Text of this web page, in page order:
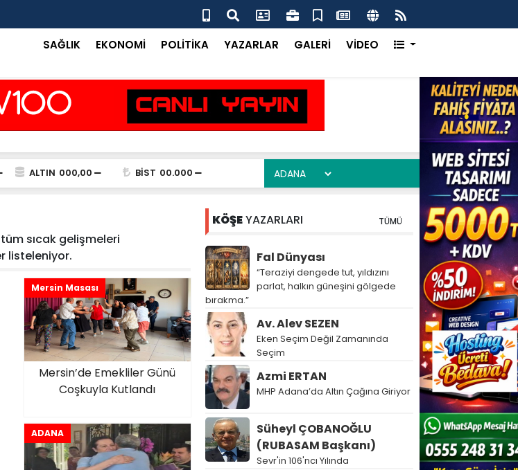
Taşkent Tarım Heyeti Çukurova’da Dijital Tarımı Yerinde İnceledi
SAĞLIK EKONOMİ POLİTİKA YAZARLAR GALERİ VİDEO
ALTIN 000,00 BİST 00.000
sıcak gelişmeleri
listeleniyor.
Mersin Masası
Mersin’de Emekliler Günü
Coşkuyla Kutlandı
ADANA
KÖŞEYAZARLARI TÜMÜ
Fal Dünyası
“Teraziyi dengede tut, yıldızını
parlat, halkın güneşini gölgede
bırakma.”
Av. Alev SEZEN
Eken Seçim Değil Zamanında
Seçim
Azmi ERTAN
MHP Adana’da Altın Çağına Giriyor
Süheyl ÇOBANOĞLU
(RUBASAM Başkanı)
Sevr'in 106'ncı Yılında